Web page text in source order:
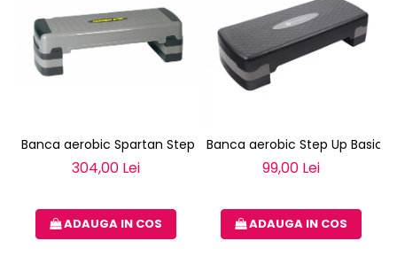
Banca aerobic Spartan Step UP XL
304,00 Lei
ADAUGA IN COS
Banca aerobic Step Up Basic
99,00 Lei
ADAUGA IN COS